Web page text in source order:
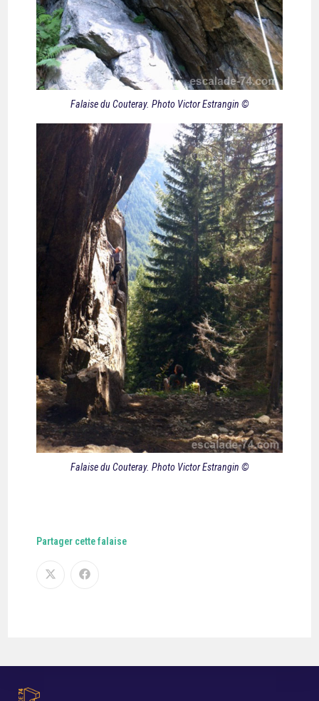
Falaise du Couteray. Photo Victor Estrangin ©
Falaise du Couteray. Photo Victor Estrangin ©
Partager cette falaise